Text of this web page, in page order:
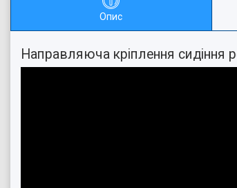
Опис
Направляюча кріплення